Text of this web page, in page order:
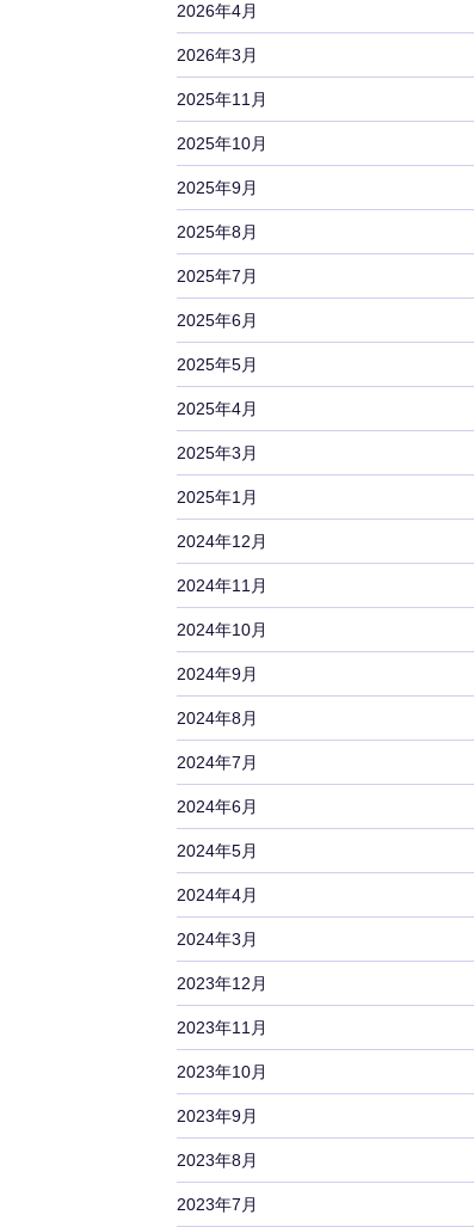
2026年4月
2026年3月
2025年11月
2025年10月
2025年9月
2025年8月
2025年7月
2025年6月
2025年5月
2025年4月
2025年3月
2025年1月
2024年12月
2024年11月
2024年10月
2024年9月
2024年8月
2024年7月
2024年6月
2024年5月
2024年4月
2024年3月
2023年12月
2023年11月
2023年10月
2023年9月
2023年8月
2023年7月